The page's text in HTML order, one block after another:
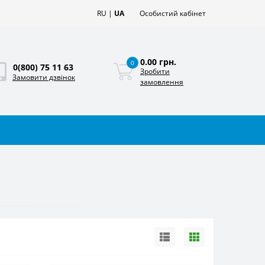
RU | UA Особистий кабінет
0(800) 75 11 63
Замовити дзвінок
0 0.00 грн.
Зробити
замовлення